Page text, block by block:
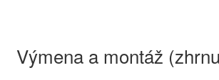
Výmena a montáž